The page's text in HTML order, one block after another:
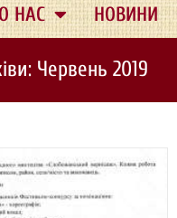
НАС НОВИНИ
Червень 2019